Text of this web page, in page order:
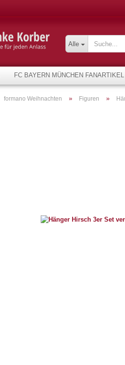
Alle
FC BAYERN MÜNCHEN FANARTIKEL
formano Weihnachten » Figuren »